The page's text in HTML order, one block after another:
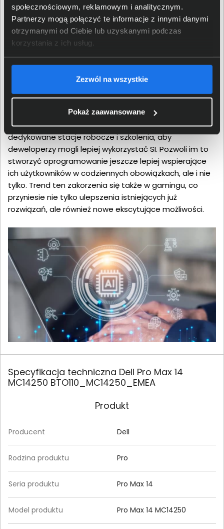
społecznościowym, reklamowym i analitycznym.
Partnerzy mogą połączyć te informacje z innymi danymi
otrzymanymi od Ciebie lub uzyskanymi podczas
korzystania z ich usług.
Zezwól na wszystkie
Pokaż zaawansowane
Potencjał do rozwoju każdej
dziedziny życia
się bardziej kreatywni, produktywni i bezpieczni.
Przeniesienie dotychczasowych trendów, znanych z
prywatność poprzez zmniejszenie zależności od
drogich centrów danych. Firma Intel udostępnia między
innymi oprogramowanie oneAPI i OpenVINO,
dedykowane stacje robocze i szkolenia, aby
deweloperzy mogli lepiej wykorzystać SI. Pozwoli im to
stworzyć oprogramowanie jeszcze lepiej wspierające
ich użytkowników w codziennych obowiązkach, ale i nie
tylko. Trend ten zakorzenia się także w gamingu, co
przyniesie nie tylko ulepszenia istniejących już
rozwiązań, ale również nowe ekscytujące możliwości.
Specyfikacja techniczna Dell Pro Max 14
MC14250 BTO110_MC14250_EMEA
Produkt
Producent Dell
Rodzina produktu Pro
Seria produktu Pro Max 14
Model produktu Pro Max 14 MC14250